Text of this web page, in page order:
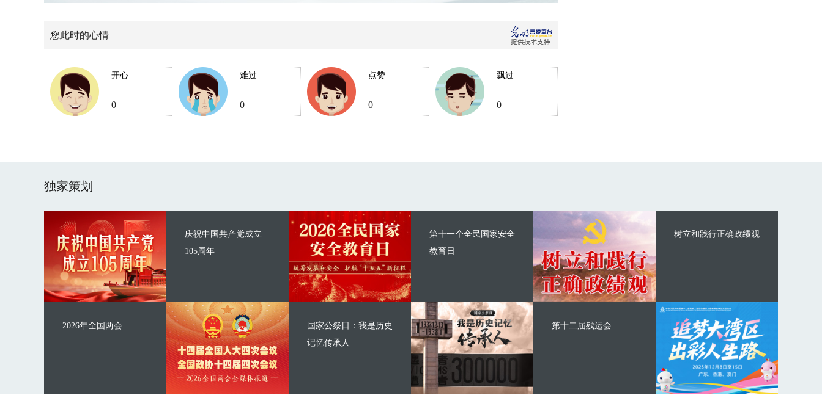
您此时的心情
开心
0
难过
0
点赞
0
飘过
0
独家策划
庆祝中国共产党成立
105周年
2026年全国两会
第十一个全民国家安全
教育日
国家公祭日：我是历史
记忆传承人
树立和践行正确政绩观
第十二届残运会